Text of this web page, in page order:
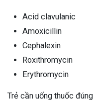
Acid clavulanic
Amoxicillin
Cephalexin
Roxithromycin
Erythromycin
Trẻ cần uống thuốc